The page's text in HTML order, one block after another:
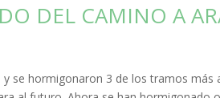
DEL CAMINO A
se hormigonaron 3 de los tramos